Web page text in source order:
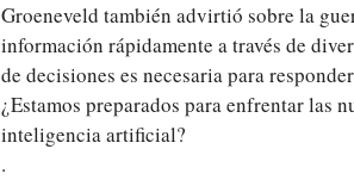
Groeneveld también advirtió sobre la
información rápidamente a través de
de decisiones es necesaria para
¿Estamos preparados para enfrentar las
inteligencia artificial?
.